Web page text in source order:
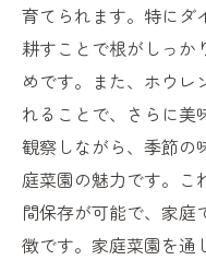
育てられます。特にダ
耕すことで根がしっか
めです。また、ホウレ
れることで、さらに美
観察しながら、季節の
庭菜園の魅力です。こ
間保存が可能で、家庭
徴です。家庭菜園を通